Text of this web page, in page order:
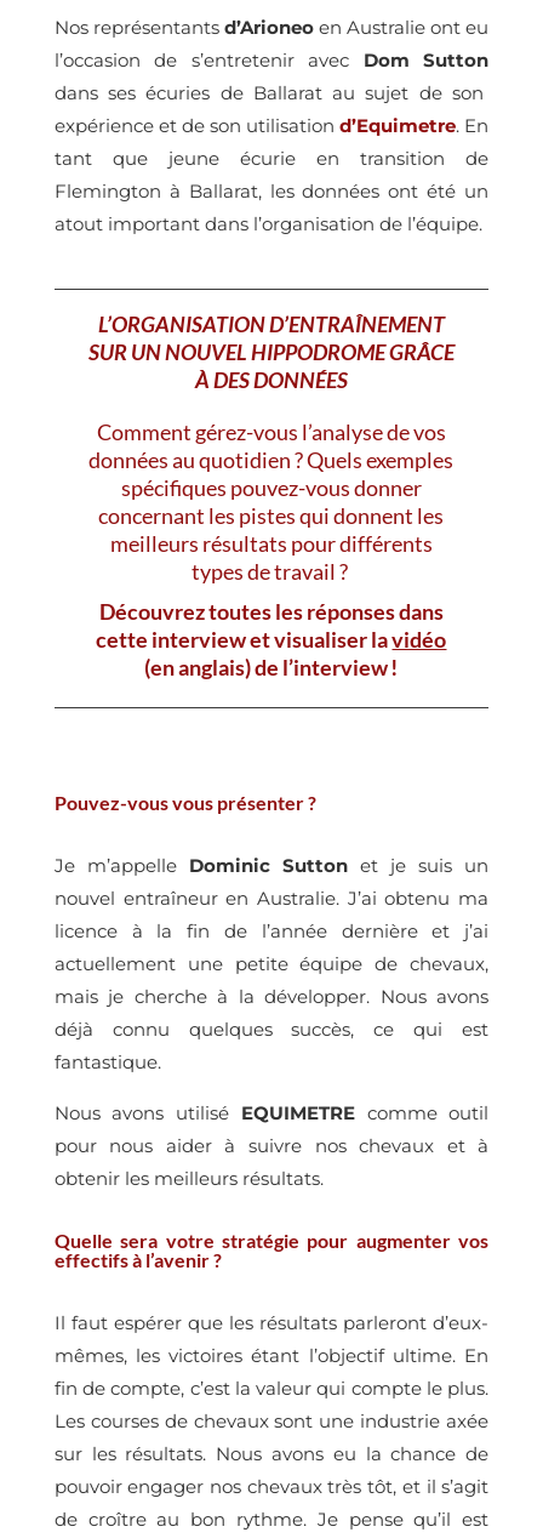
Nos représentants d’Arioneoen Australie ont eu
l’occasion de s’entretenir avec Dom Sutton
dans ses écuries de Ballarat au sujet de son
expérience et de son utilisationd’Equimetre. En
tant que jeune écurie en transition de
Flemington à Ballarat, les données ont été un
atout important dans l’organisation de l’équipe.
L’ORGANISATION D’ENTRAÎNEMENT
SUR UN NOUVEL HIPPODROME GRÂCE
À DES DONNÉES
Comment gérez-vous l’analyse de vos
données au quotidien ? Quels exemples
spécifiques pouvez-vous donner
concernant les pistes qui donnent les
meilleurs résultats pour différents
types de travail ?
Découvrez toutes les réponses dans
cette interview et visualiser lavidéo
(en anglais)de l’interview !
Pouvez-vous vous présenter ?
Je m’appelle Dominic Suttonet je suis un
nouvel entraîneur en Australie. J’ai obtenu ma
licence à la fin de l’année dernière et j’ai
actuellement une petite équipe de chevaux,
mais je cherche à la développer. Nous avons
déjà connu quelques succès, ce qui est
fantastique.
Nous avons utilisé EQUIMETREcomme outil
pour nous aider à suivre nos chevaux et à
obtenir les meilleurs résultats.
Quelle sera votre stratégie pour augmenter vos
effectifs à l’avenir ?
Il faut espérer que les résultats parleront d’eux-
mêmes, les victoires étant l’objectif ultime. En
fin de compte, c’est la valeur qui compte le plus.
Les courses de chevaux sont une industrie axée
sur les résultats. Nous avons eu la chance de
pouvoir engager nos chevaux très tôt, et il s’agit
de croître au bon rythme. Je pense qu’il est